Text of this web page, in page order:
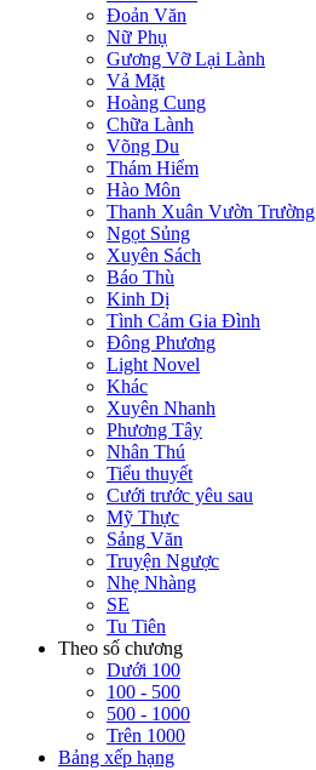
Đoản Văn
Nữ Phụ
Gương Vỡ Lại Lành
Vả Mặt
Hoàng Cung
Chữa Lành
Võng Du
Thám Hiểm
Hào Môn
Thanh Xuân Vườn Trường
Ngọt Sủng
Xuyên Sách
Báo Thù
Kinh Dị
Tình Cảm Gia Đình
Đông Phương
Light Novel
Khác
Xuyên Nhanh
Phương Tây
Nhân Thú
Tiểu thuyết
Cưới trước yêu sau
Mỹ Thực
Sảng Văn
Truyện Ngược
Nhẹ Nhàng
SE
Tu Tiên
Theo số chương
Dưới 100
100 - 500
500 - 1000
Trên 1000
Bảng xếp hạng